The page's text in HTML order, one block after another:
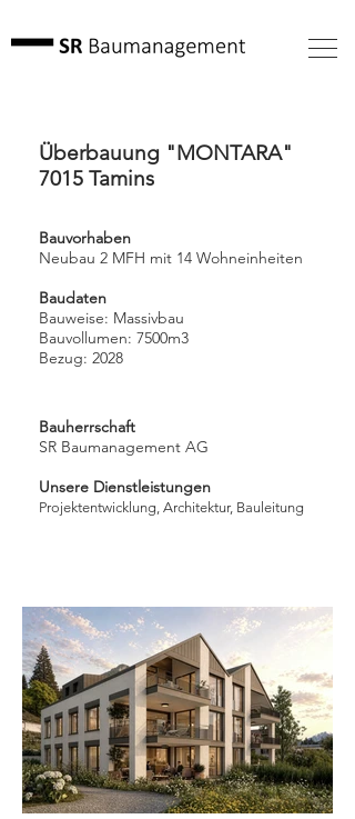
Überbauung "MONTARA"
7015 Tamins
Bauvorhaben
Neubau 2 MFH mit 14 Wohneinheiten
Baudaten
Bauweise: Massivbau
Bauvollumen: 7500m3
Bezug: 2028
Bauherrschaft
SR Baumanagement AG
Unsere Dienstleistungen
Projektentwicklung, Architektur, Bauleitung